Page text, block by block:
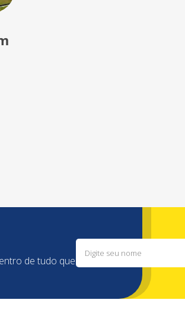
de tudo que